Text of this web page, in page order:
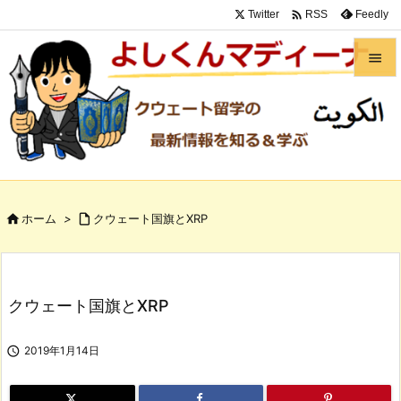


メニュ

次へ
Twitter  RSS Feedly
ホーム >  クウェート国旗とXRP
クウェート国旗とXRP
 2019年1月14日